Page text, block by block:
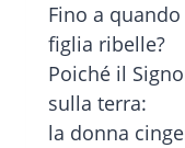
Fino a
figlia ribelle?
Poiché il
sulla terra:
la donna